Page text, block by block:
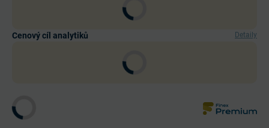
Cenový cíl analytiků Detaily